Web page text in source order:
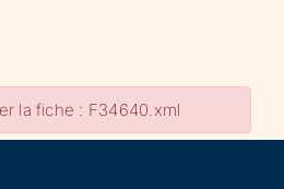
la fiche : F34640.xml